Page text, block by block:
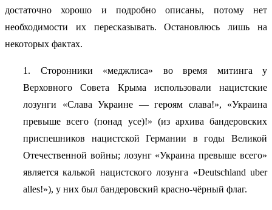
достаточно хорошо и подробно описаны, потому нет
необходимости их пересказывать. Остановлюсь лишь на
некоторых фактах.
1. Сторонники «меджлиса» во время митинга у
Верховного Совета Крыма использовали нацистские
лозунги «Слава Украине — героям слава!», «Украина
превыше всего (понад усе)!» (из архива бандеровских
приспешников нацистской Германии в годы Великой
Отечественной войны; лозунг «Украина превыше всего»
является калькой нацистского лозунга «Deutschland uber
alles!»), у них был бандеровский красно-чёрный флаг.